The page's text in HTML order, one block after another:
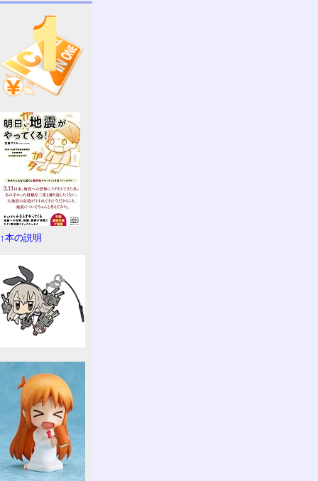
↑本の説明